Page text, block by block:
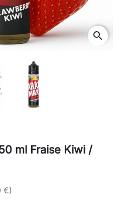
search
ml Fraise Kiwi /
€)